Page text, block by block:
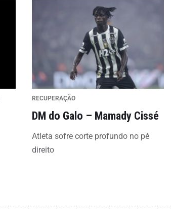
RECUPERAÇÃO
DM do Galo – Mamady Cissé
Atleta sofre corte profundo no pé
direito